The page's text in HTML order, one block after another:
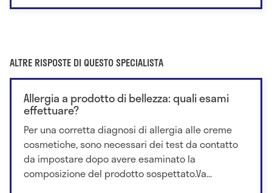
ALTRE RISPOSTE DI QUESTO SPECIALISTA
Allergia a prodotto di bellezza: quali esami
effettuare?
Per una corretta diagnosi di allergia alle creme
cosmetiche, sono necessari dei test da contatto
da impostare dopo avere esaminato la
composizione del prodotto sospettato.Va...